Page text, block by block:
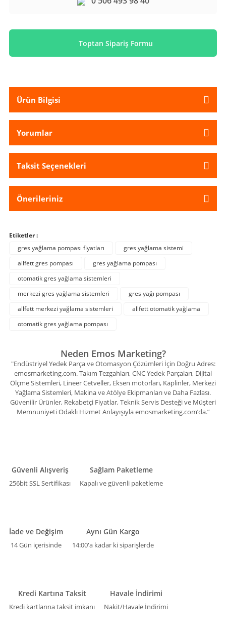
Toptan Sipariş Formu
Ürün Bilgisi
Yorumlar
Taksit Seçenekleri
Önerileriniz
Etiketler :
gres yağlama pompası fiyatları
gres yağlama sistemi
allfett gres pompası
gres yağlama pompası
otomatik gres yağlama sistemleri
merkezi gres yağlama sistemleri
gres yağı pompası
allfett merkezi yağlama sistemleri
allfett otomatik yağlama
otomatik gres yağlama pompası
Neden Emos Marketing?
"Endüstriyel Yedek Parça ve Otomasyon Çözümleri İçin Doğru Adres:
emosmarketing.com. Takım Tezgahları, CNC Yedek Parçaları, Dijital
Ölçme Sistemleri, Lineer Cetveller, Eksen motorları, Kaplinler, Merkezi
Yağlama Sistemleri, Makina ve Atölye Ekipmanları ve Daha Fazlası.
Güvenilir Ürünler, Rekabetçi Fiyatlar, Teknik Servis Desteği ve Müşteri
Memnuniyeti Odaklı Hizmet Anlayışıyla emosmarketing.com’da.”
Güvenli Alışveriş
256bit SSL Sertifikası
Sağlam Paketleme
Kapalı ve güvenli paketleme
İade ve Değişim
14 Gün içerisinde
Aynı Gün Kargo
14:00'a kadar ki siparişlerde
Kredi Kartına Taksit
Kredi kartlarına taksit imkanı
Havale İndirimi
Nakit/Havale İndirimi